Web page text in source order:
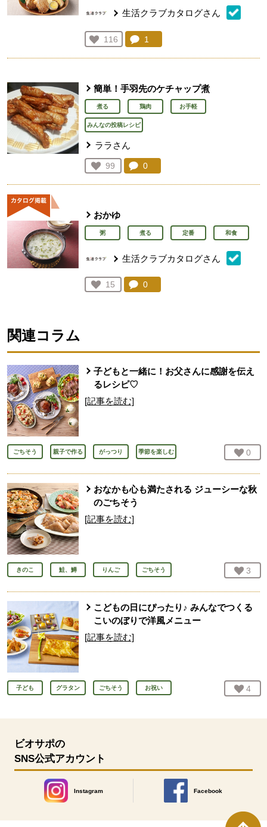
生活クラブカタログさん
お気に入り登録：
116
人が登録
コメント：
1
簡単！手羽先のケチャップ煮
煮る 鶏肉 お手軽
みんなの投稿レシピ
ララさん
お気に入り登録：
99
人が登録
コメント：
0
おかゆ
粥 煮る 定番 和食
生活クラブカタログさん
お気に入り登録：
15
人が登録
コメント：
0
関連コラム
子どもと一緒に！お父さんに感謝を伝え
るレシピ♡
[記事を読む]
ごちそう 親子で作る がっつり 季節を楽しむ お気
0
おなかも心も満たされる ジューシーな秋
のごちそう
[記事を読む]
きのこ 鮭、鱒 りんご ごちそう お気
3
こどもの日にぴったり♪ みんなでつくる
こいのぼりで洋風メニュー
[記事を読む]
子ども グラタン ごちそう お祝い お気
4
ビオサポの
SNS公式アカウント
Instagram
別のウィンドウで開きます。
Facebook
別のウィンドウで開きます